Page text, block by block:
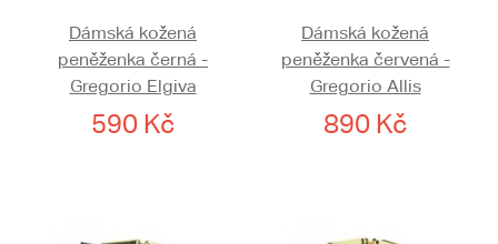
Dámská kožená
peněženka černá -
Gregorio Elgiva
590 Kč
Dámská kožená
peněženka červená -
Gregorio Allis
890 Kč